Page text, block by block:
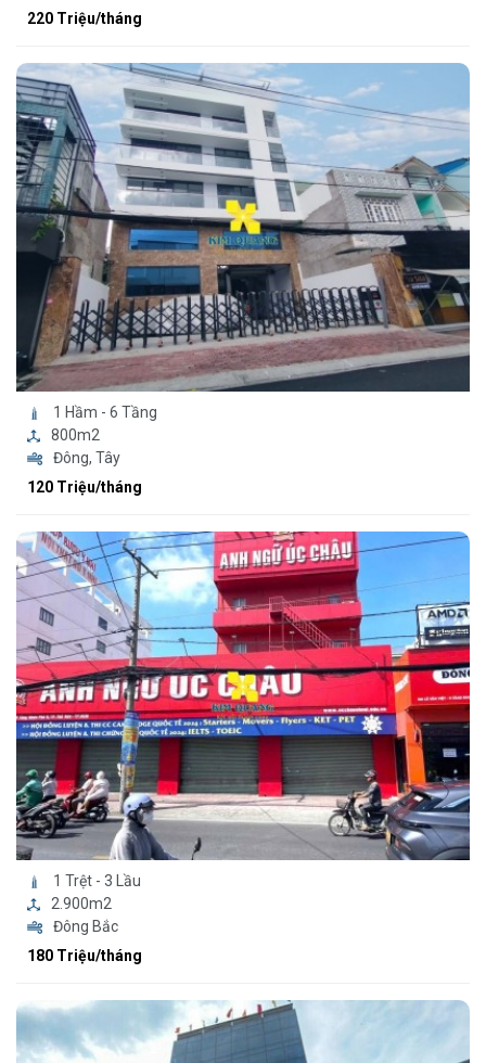
220 Triệu/tháng
1 Hầm - 6 Tầng
800m2
Đông, Tây
120 Triệu/tháng
1 Trệt - 3 Lầu
2.900m2
Đông Bắc
180 Triệu/tháng